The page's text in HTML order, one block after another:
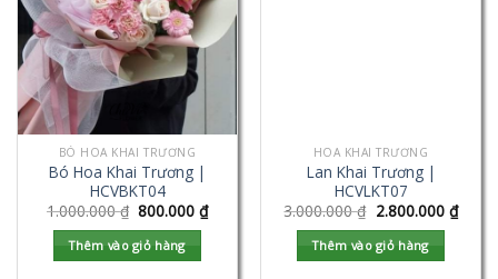
BÓ HOA KHAI TRƯƠNG
Bó Hoa Khai Trương |
HCVBKT04
1.000.000₫ 800.000₫
Thêm vào giỏ hàng
HOA KHAI TRƯƠNG
Lan Khai Trương |
HCVLKT07
3.000.000₫ 2.800.000 ₫
Thêm vào giỏ hàng